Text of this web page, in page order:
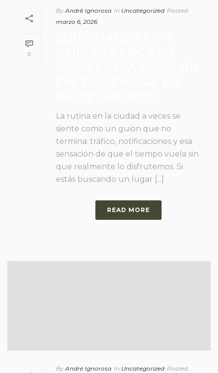
0
By André Ignorosa In Uncategorized Posted
marzo 6, 2026
La rutina en la ciudad a veces se
siente como un guion que no
termina: tráfico, notificaciones y esa
sensación de que el tiempo vuela sin
que realmente lo disfrutemos. Si
estás buscando un lugar [...]
READ MORE
By André Ignorosa In Uncategorized Posted